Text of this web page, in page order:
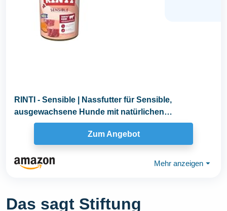
RINTI - Sensible | Nassfutter für Sensible,
ausgewachsene Hunde mit natürlichen
Fleischstücken...
Zum Angebot
Mehr anzeigen ⏷
Das sagt Stiftung